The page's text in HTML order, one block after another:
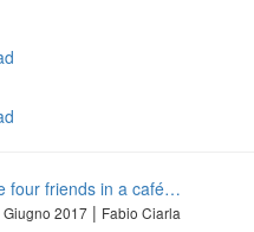
four friends in a café…
Giugno 2017 | Fabio Ciarla